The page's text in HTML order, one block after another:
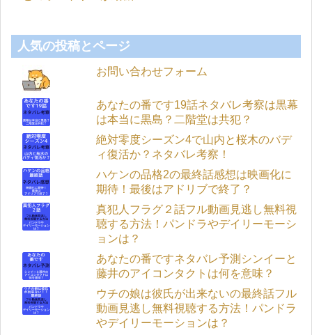
人気の投稿とページ
お問い合わせフォーム
あなたの番です19話ネタバレ考察は黒幕
は本当に黒島？二階堂は共犯？
絶対零度シーズン4で山内と桜木のバデ
ィ復活か？ネタバレ考察！
ハケンの品格2の最終話感想は映画化に
期待！最後はアドリブで終了？
真犯人フラグ２話フル動画見逃し無料視
聴する方法！パンドラやデイリーモーシ
ョンは？
あなたの番ですネタバレ予測シンイーと
藤井のアイコンタクトは何を意味？
ウチの娘は彼氏が出来ないの最終話フル
動画見逃し無料視聴する方法！パンドラ
やデイリーモーションは？